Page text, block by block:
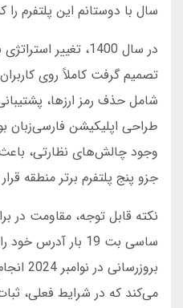
سال با دوستانم این پلتفرم
در سال 1400، تغییر
تصمیم گرفت کاملاً روی
شامل حذف رمز ارزها،
طراحی اپلیکیشن فارسی‌زبان
جزو پنج پلتفرم برتر منطقه
نکته قابل توجه، مقاومت در
ساسی بت 19 بار
می‌کند که در شرایط فعلی،